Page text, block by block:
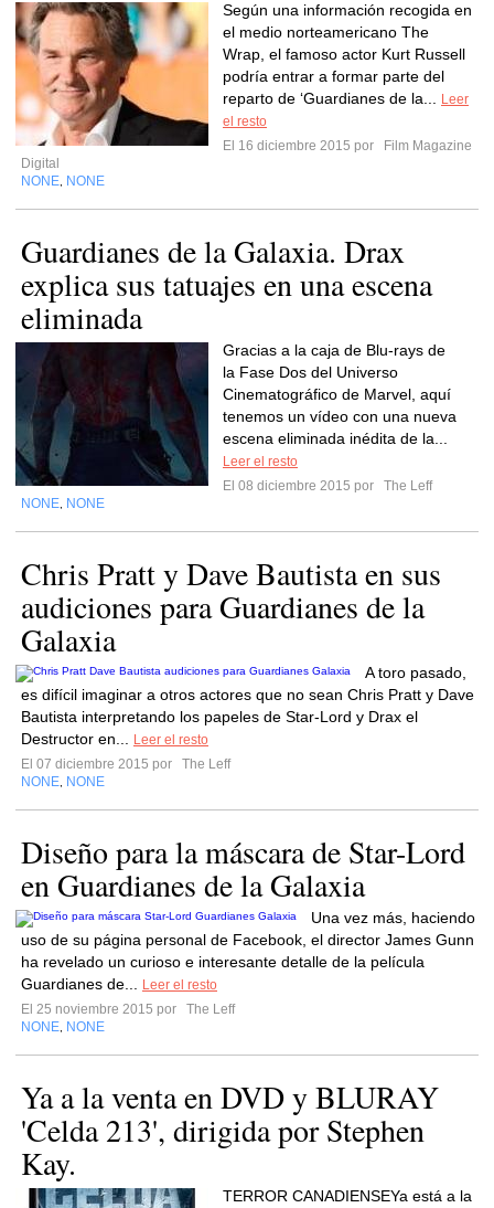
Según una información recogida en
el medio norteamericano The
Wrap, el famoso actor Kurt Russell
podría entrar a formar parte del
reparto de ‘Guardianes de la...
Leer
el resto
El 16 diciembre 2015 por
Film Magazine
Digital
NONE NONE
Guardianes de la Galaxia. Drax
explica sus tatuajes en una escena
eliminada
Gracias a la caja de Blu-rays de
la Fase Dos del Universo
Cinematográfico de Marvel, aquí
tenemos un vídeo con una nueva
escena eliminada inédita de la...
Leer el resto
El 08 diciembre 2015 por
The Leff
NONE NONE
Chris Pratt y Dave Bautista en sus
audiciones para Guardianes de la
Galaxia
A toro pasado,
es difícil imaginar a otros actores que no sean Chris Pratt y Dave
Bautista interpretando los papeles de Star-Lord y Drax el
Destructor en...
Leer el resto
El 07 diciembre 2015 por
The Leff
NONE NONE
Diseño para la máscara de Star-Lord
en Guardianes de la Galaxia
Una vez más, haciendo
uso de su página personal de Facebook, el director James Gunn
ha revelado un curioso e interesante detalle de la película
Guardianes de...
Leer el resto
El 25 noviembre 2015 por
The Leff
NONE NONE
Ya a la venta en DVD y BLURAY
'Celda 213', dirigida por Stephen
Kay.
TERROR CANADIENSEYa está a la